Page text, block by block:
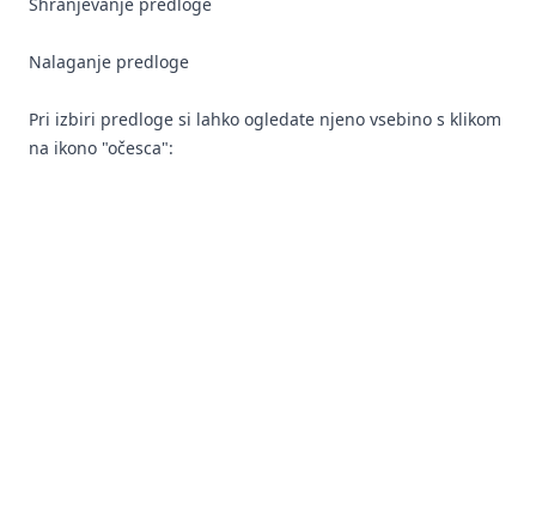
Nalaganje predloge
Pri izbiri predloge si lahko ogledate njeno vsebino s klikom
na ikono "očesca":